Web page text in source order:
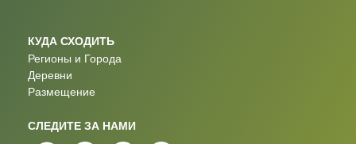
КУДА СХОДИТЬ
Регионы и Города
Деревни
Размещение
СЛЕДИТЕ ЗА НАМИ